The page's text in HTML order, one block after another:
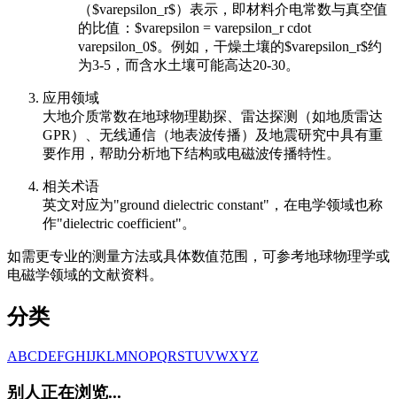
（$varepsilon_r$）表示，即材料介电常数与真空值
的比值：$varepsilon = varepsilon_r cdot
varepsilon_0$。例如，干燥土壤的$varepsilon_r$约
为3-5，而含水土壤可能高达20-30。
应用领域
大地介质常数在地球物理勘探、雷达探测（如地质雷达
GPR）、无线通信（地表波传播）及地震研究中具有重
要作用，帮助分析地下结构或电磁波传播特性。
相关术语
英文对应为"ground dielectric constant"，在电学领域也称
作"dielectric coefficient"。
如需更专业的测量方法或具体数值范围，可参考地球物理学或
电磁学领域的文献资料。
分类
ABCDEFGHIJKLMNOPQRSTUVWXYZ
别人正在浏览...